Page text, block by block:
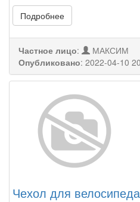
Подробнее
Частное лицо:
МАКСИМ
Опубликовано: 2022-04-10
Чехол для